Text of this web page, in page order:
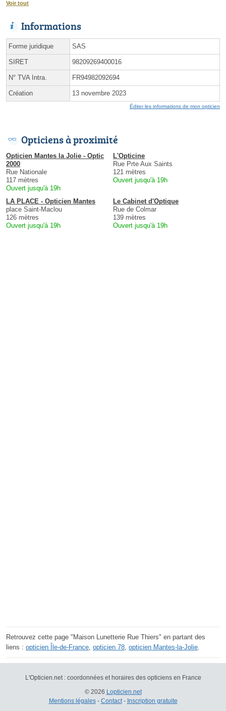
Voir tout
Informations
Forme juridique SAS
SIRET 98209269400016
N° TVA Intra. FR94982092694
Création 13 novembre 2023
Éditer les informations de mon opticien
Opticiens à proximité
Opticien Mantes la Jolie - Optic
2000
Rue Nationale
117 mètres
Ouvert jusqu'à 19h
L'Opticine
Rue Prte Aux Saints
121 mètres
Ouvert jusqu'à 19h
LA PLACE - Opticien Mantes
place Saint-Maclou
126 mètres
Ouvert jusqu'à 19h
Le Cabinet d'Optique
Rue de Colmar
139 mètres
Ouvert jusqu'à 19h
Retrouvez cette page "Maison Lunetterie Rue Thiers" en partant des
liens : opticien Île-de-France, opticien 78, opticien Mantes-la-Jolie.
L'Opticien.net : coordonnées et horaires des opticiens en France
© 2026 Lopticien.net
Mentions légales- Contact- Inscription gratuite